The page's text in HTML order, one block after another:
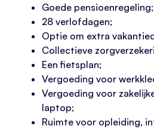
Goede pensioenregeling;
28 verlofdagen;
Optie om extra
Collectieve
Een fietsplan;
Vergoeding voor
Vergoeding voor
laptop;
Ruimte voor opleiding,